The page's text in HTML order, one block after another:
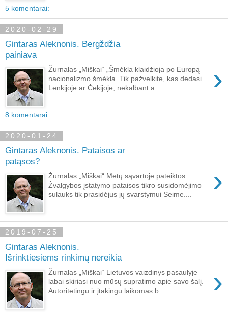
5 komentarai:
2020-02-29
Gintaras Aleknonis. Bergždžia
painiava
›
Žurnalas „Miškai“ „Šmėkla klaidžioja po Europą –
nacionalizmo šmėkla. Tik pažvelkite, kas dedasi
Lenkijoje ar Čekijoje, nekalbant a...
8 komentarai:
2020-01-24
Gintaras Aleknonis. Pataisos ar
patąsos?
›
Žurnalas „Miškai“ Metų sąvartoje pateiktos
Žvalgybos įstatymo pataisos tikro susidomėjimo
sulauks tik prasidėjus jų svarstymui Seime....
2019-07-25
Gintaras Aleknonis.
Išrinktiesiems rinkimų nereikia
›
Žurnalas „Miškai“ Lietuvos vaizdinys pasaulyje
labai skiriasi nuo mūsų supratimo apie savo šalį.
Autoritetingu ir įtakingu laikomas b...